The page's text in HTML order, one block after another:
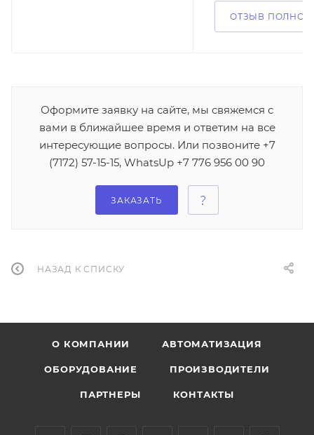
ОТЗЫВ
Оформите заявку на сайте, мы свяжемся с
вами в ближайшее время и ответим на все
интересующие вопросы. Или позвоните +7
(7172) 57-15-15, WhatsUp +7 776 956 00 90
ЗАКАЗАТЬ
НАЗАД К СПИСКУ
О КОМПАНИИ АВТОМАТИЗАЦИЯ
ОБОРУДОВАНИЕ ПРОИЗВОДИТЕЛИ
ПАРТНЕРЫ КОНТАКТЫ